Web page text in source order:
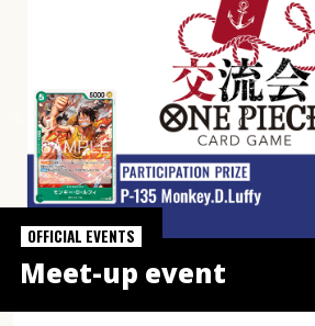
Meet-up event
OFFICIAL EVENTS